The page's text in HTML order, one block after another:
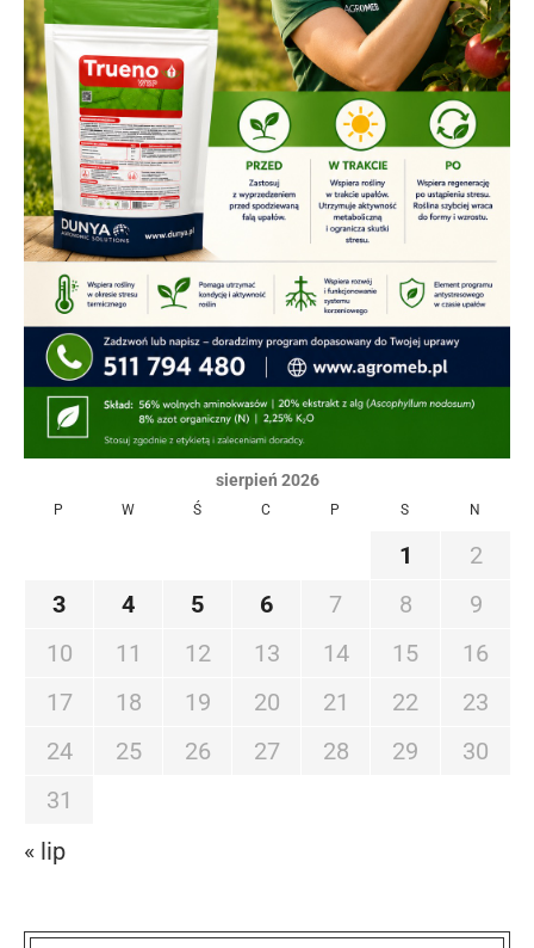
sierpień 2026
P W Ś C P S N
1
2
3
4 5 6 7 8
9
10
11 12 13 14 15
16
17
18 19 20 21 22
23
24
25 26 27 28 29
30
31
« lip